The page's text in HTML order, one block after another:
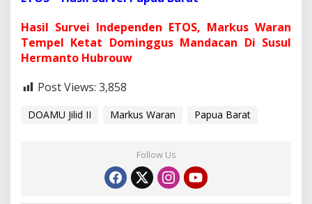
Hasil Survei Independen ETOS, Markus Waran
Tempel Ketat Dominggus Mandacan Di Susul
Hermanto Hubrouw
Post Views: 3,858
DOAMU Jilid II Markus Waran Papua Barat
Follow Us